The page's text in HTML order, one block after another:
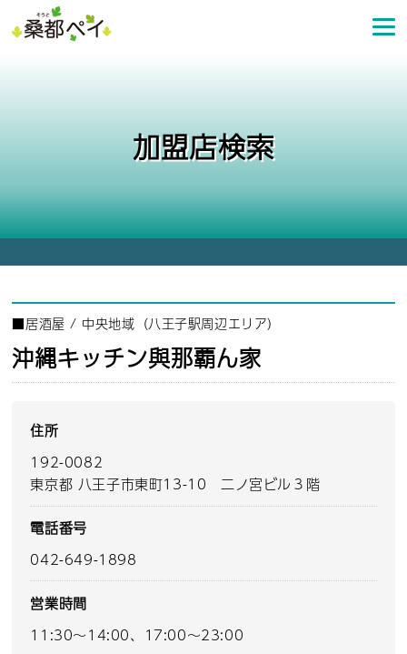
ン
プ
加盟店検索
■居酒屋 / 中央地域（八王子駅周辺エリア）
沖縄キッチン與那覇ん家
住所
192-0082
東京都 八王子市東町13-10 二ノ宮ビル３階
電話番号
042-649-1898
営業時間
11:30～14:00、17:00～23:00